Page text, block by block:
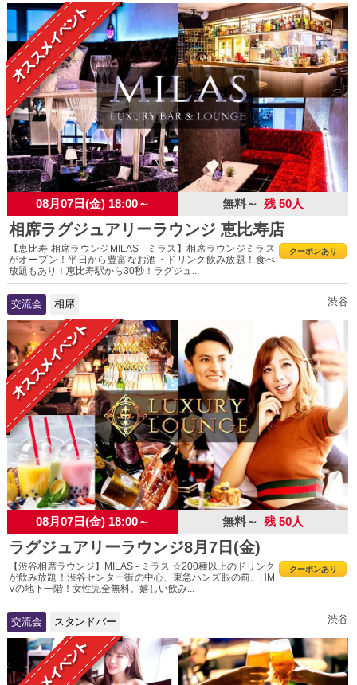
08月07日(金) 18:00～ 無料～ 残 50人
相席ラグジュアリーラウンジ 恵比寿店
クーポンあり
【恵比寿 相席ラウンジMILAS - ミラス】相席ラウンジミラス
がオープン！平日から豊富なお酒・ドリンク飲み放題！食べ
放題もあり！恵比寿駅から30秒！ラグジュ...
交流会 相席 渋谷
08月07日(金) 18:00～ 無料～ 残 50人
ラグジュアリーラウンジ8月7日(金)
クーポンあり
【渋谷相席ラウンジ】MILAS - ミラス ☆200種以上のドリンク
が飲み放題！渋谷センター街の中心、東急ハンズ眼の前、HM
Vの地下一階！女性完全無料。嬉しい飲み...
交流会 スタンドバー 渋谷